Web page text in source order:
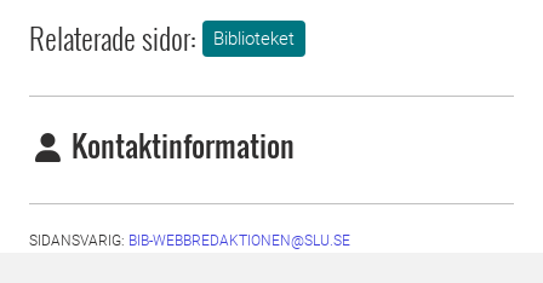
Relaterade sidor: Biblioteket
Kontaktinformation
SIDANSVARIG: BIB-WEBBREDAKTIONEN@SLU.SE